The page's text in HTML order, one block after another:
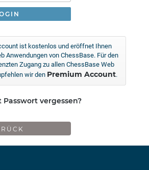
ist kostenlos und eröffnet Ihnen
Anwendungen von ChessBase. Für den
Zugang zu allen ChessBase Web
wir den Premium Account.
Passwort vergessen?